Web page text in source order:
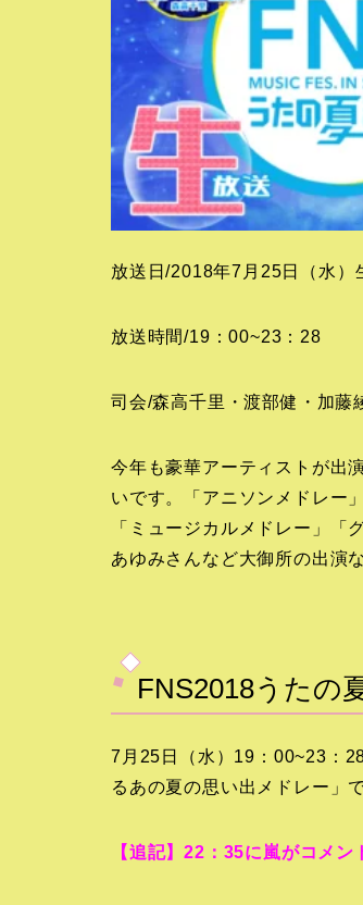
放送日/2018年7月25日（水）
放送時間/19：00~23：28
司会/森高千里・渡部健・加藤
今年も豪華アーティストが出
いです。「アニソンメドレー
「ミュージカルメドレー」「
あゆみさんなど大御所の出演
FNS2018うたの
7月25日（水）19：00~23：
るあの夏の思い出メドレー」
【追記】22：35に嵐がコメン